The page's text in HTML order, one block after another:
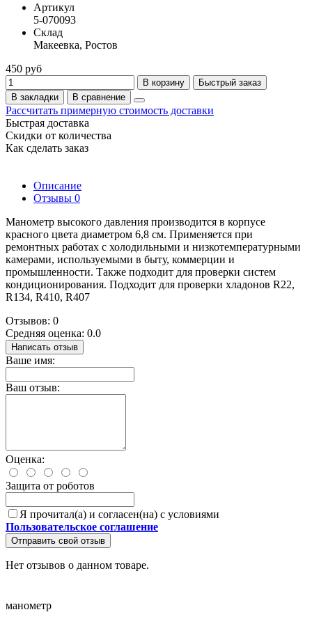
Артикул
5-070093
Склад
Макеевка, Ростов
450 руб
В корзину
Быстрый заказ
В закладки
В сравнение
Рассчитать примерную стоимость доставки
Быстрая доставка
Скидки от количества
Как сделать заказ
Описание
Отзывы 0
Манометр высокого давления производится в корпусе
красного цвета диаметром 6,8 см. Применяется при
ремонтных работах с холодильными и низкотемпературными
камерами, используемыми в быту, коммерции и
промышленности. Также подходит для проверки систем
кондиционирования. Подходит для проверки хладонов R22,
R134, R410, R407
Отзывов: 0
Средняя оценка: 0.0
Написать отзыв
Ваше имя:
Ваш отзыв:
Оценка:
Защита от роботов
Я прочитал(а) и согласен(на) с условиями
Пользовательское соглашение
Отправить свой отзыв
Нет отзывов о данном товаре.
манометр